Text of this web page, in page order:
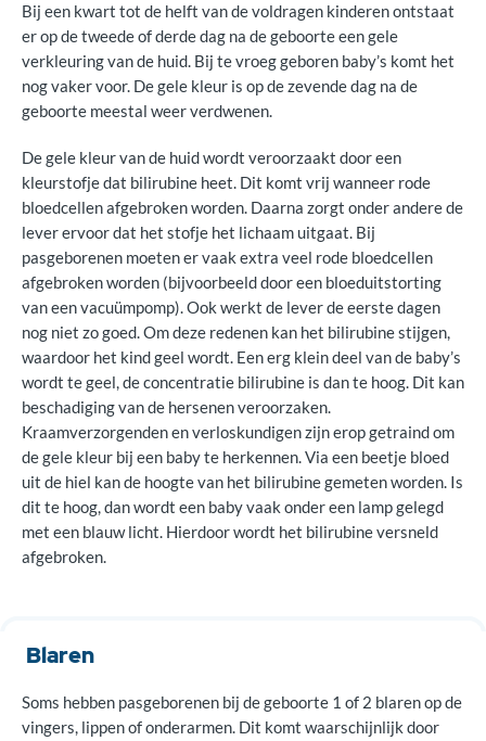
Bij een kwart tot de helft van de voldragen kinderen ontstaat
er op de tweede of derde dag na de geboorte een gele
verkleuring van de huid. Bij te vroeg geboren baby’s komt het
nog vaker voor. De gele kleur is op de zevende dag na de
geboorte meestal weer verdwenen.
De gele kleur van de huid wordt veroorzaakt door een
kleurstofje dat bilirubine heet. Dit komt vrij wanneer rode
bloedcellen afgebroken worden. Daarna zorgt onder andere de
lever ervoor dat het stofje het lichaam uitgaat. Bij
pasgeborenen moeten er vaak extra veel rode bloedcellen
afgebroken worden (bijvoorbeeld door een bloeduitstorting
van een vacuümpomp). Ook werkt de lever de eerste dagen
nog niet zo goed. Om deze redenen kan het bilirubine stijgen,
waardoor het kind geel wordt. Een erg klein deel van de baby’s
wordt te geel, de concentratie bilirubine is dan te hoog. Dit kan
beschadiging van de hersenen veroorzaken.
Kraamverzorgenden en verloskundigen zijn erop getraind om
de gele kleur bij een baby te herkennen. Via een beetje bloed
uit de hiel kan de hoogte van het bilirubine gemeten worden. Is
dit te hoog, dan wordt een baby vaak onder een lamp gelegd
met een blauw licht. Hierdoor wordt het bilirubine versneld
afgebroken.
Blaren
Soms hebben pasgeborenen bij de geboorte 1 of 2 blaren op de
vingers, lippen of onderarmen. Dit komt waarschijnlijk door